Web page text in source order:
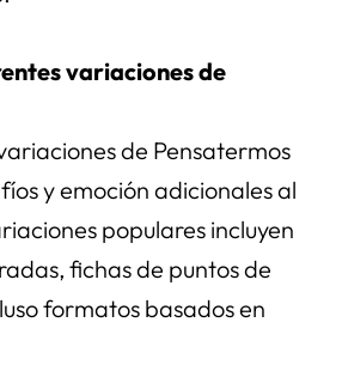
variaciones de
de Pensatermos
y emoción adicionales al
populares incluyen
fichas de puntos de
formatos basados en